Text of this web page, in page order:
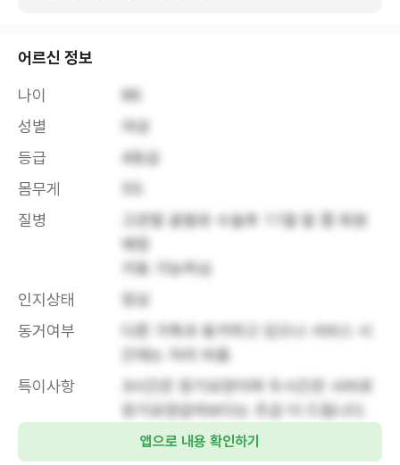
어르신 정보
나이
86
성별
여성
등급
4등급
몸무게
질병
고관절 골절로 수술후 11월 말 쯤 퇴원
예정
거동 가능하심
인지상태
정상
동거여부
다른 가족과 동거하고 있으나 서비스 시
간에는 자리 비움
특이사항
3시간은 장기요양이며 두시간은 사비로
장기요양급여보다는 조금 더 드립니다.
앱으로 내용 확인하기